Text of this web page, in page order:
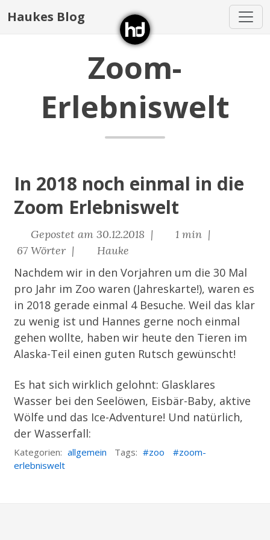
Haukes Blog
Zoom-
Erlebniswelt
In 2018 noch einmal in die
Zoom Erlebniswelt
Gepostet am 30.12.2018 |
1 min |
67 Wörter |
Hauke
Nachdem wir in den Vorjahren um die 30 Mal
pro Jahr im Zoo waren (Jahreskarte!), waren es
in 2018 gerade einmal 4 Besuche. Weil das klar
zu wenig ist und Hannes gerne noch einmal
gehen wollte, haben wir heute den Tieren im
Alaska-Teil einen guten Rutsch gewünscht!
Es hat sich wirklich gelohnt: Glasklares
Wasser bei den Seelöwen, Eisbär-Baby, aktive
Wölfe und das Ice-Adventure! Und natürlich,
der Wasserfall:
Kategorien: allgemein Tags: zoo
zoom-
erlebniswelt